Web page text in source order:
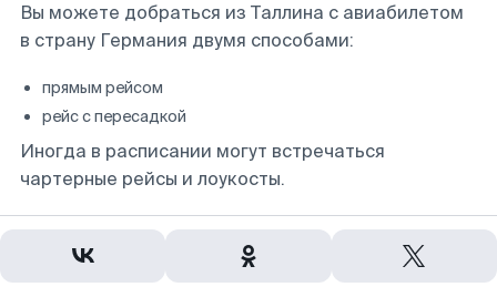
Вы можете добраться из Таллина с авиабилетом
в страну Германия двумя способами:
прямым рейсом
рейс с пересадкой
Иногда в расписании могут встречаться
чартерные рейсы и лоукосты.